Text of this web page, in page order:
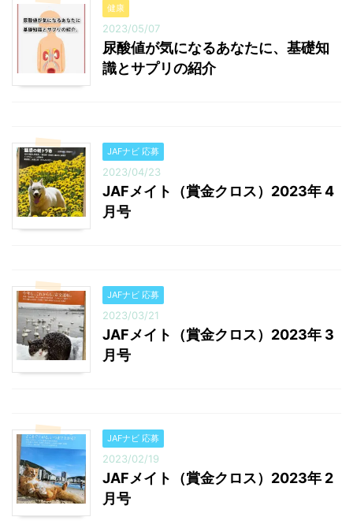
健康
2023/05/07
尿酸値が気になるあなたに、基礎知
識とサプリの紹介
JAFナビ 応募
2023/04/23
JAFメイト（賞金クロス）2023年 4
月号
JAFナビ 応募
2023/03/21
JAFメイト（賞金クロス）2023年 3
月号
JAFナビ 応募
2023/02/19
JAFメイト（賞金クロス）2023年 2
月号